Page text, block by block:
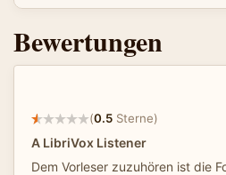
Bewertungen
(0.5 Sterne)
A LibriVox Listener
Dem Vorleser zuzuhören ist die